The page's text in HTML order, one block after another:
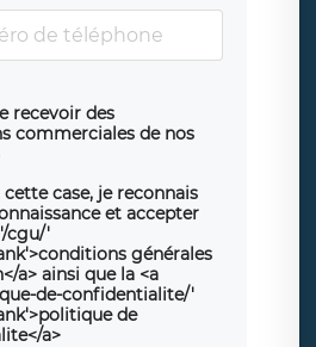
recevoir des
commerciales de nos
case, je reconnais
et accepter
cgu/'
générales
a> ainsi que la <a
de-confidentialite/'
de
a>